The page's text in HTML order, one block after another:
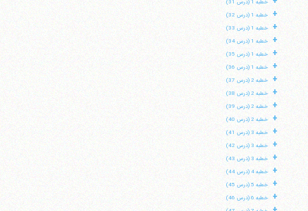
خطبه 1 (درس 31)
+ خطبه 1 (درس 32)
+ خطبه 1 (درس 33)
+ خطبه 1 (درس 34)
+ خطبه 1 (درس 35)
+ خطبه 1 (درس 36)
+ خطبه 2 (درس 37)
+ خطبه 2 (درس 38)
+ خطبه 2 (درس 39)
+ خطبه 2 (درس 40)
+ خطبه 3 (درس 41)
+ خطبه 3 (درس 42)
+ خطبه 3 (درس 43)
+ خطبه 4 (درس 44)
+ خطبه 5 (درس 45)
+ خطبه 6 (درس 46)